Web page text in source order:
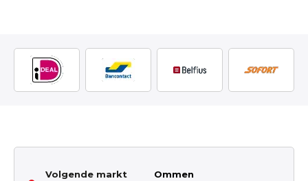
Volgende markt
Ommen